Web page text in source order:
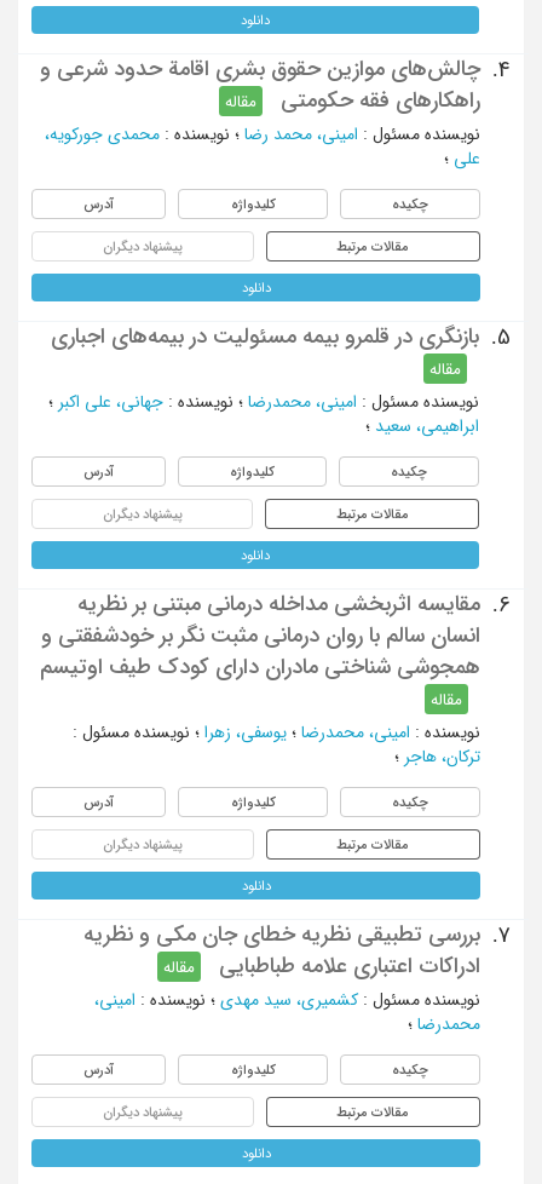
دانلود
4.
چالش‌های موازین حقوق بشری اقامة حدود شرعی و
راهکارهای فقه حکومتی
مقاله
نویسنده مسئول : امینی، محمد رضا ؛ نویسنده : محمدی جورکویه،
علی ؛
چکیده کلیدواژه آدرس
مقالات مرتبط پیشنهاد دیگران
دانلود
5. بازنگری در قلمرو بیمه مسئولیت در بیمه‌های اجباری
مقاله
نویسنده مسئول : امینی، محمدرضا ؛ نویسنده : جهانی، علی اکبر ؛
ابراهیمی، سعید ؛
چکیده کلیدواژه آدرس
مقالات مرتبط پیشنهاد دیگران
دانلود
6.
مقایسه اثربخشی مداخله درمانی مبتنی بر نظریه
انسان سالم با روان درمانی مثبت نگر بر خودشفقتی و
همجوشی شناختی مادران دارای کودک طیف اوتیسم
مقاله
نویسنده : امینی، محمدرضا ؛ یوسفی، زهرا ؛ نویسنده مسئول :
ترکان، هاجر ؛
چکیده کلیدواژه آدرس
مقالات مرتبط پیشنهاد دیگران
دانلود
7.
بررسی تطبیقی نظریه خطای جان مکی و نظریه
ادراکات اعتباری علامه طباطبایی
مقاله
نویسنده مسئول : کشمیری، سید مهدی ؛ نویسنده : امینی،
محمدرضا ؛
چکیده کلیدواژه آدرس
مقالات مرتبط پیشنهاد دیگران
دانلود